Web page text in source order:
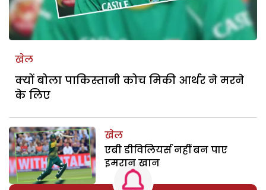
खेल
क्यों बोला पाकिस्तानी कोच मिकी आर्थर ने मरने
के लिए
खेल
एबी डीविलियर्स नहीं बन पाए
इमरान खान